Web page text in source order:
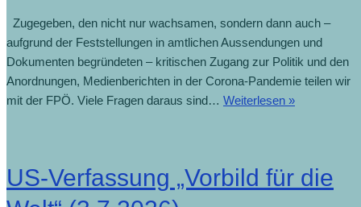
Zugegeben, den nicht nur wachsamen, sondern dann auch –
aufgrund der Feststellungen in amtlichen Aussendungen und
Dokumenten begründeten – kritischen Zugang zur Politik und den
Anordnungen, Medienberichten in der Corona-Pandemie teilen wir
mit der FPÖ. Viele Fragen daraus sind… Weiterlesen »
US-Verfassung „Vorbild für die